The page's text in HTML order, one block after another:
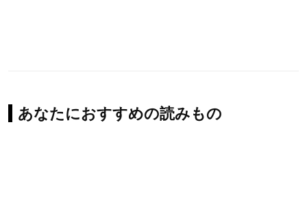
あなたにおすすめの読みもの